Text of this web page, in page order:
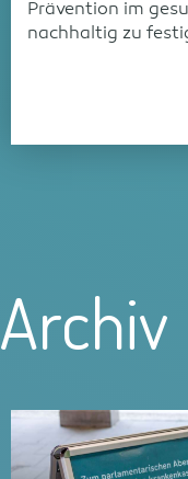
Prävention im
nachhaltig zu
Archiv